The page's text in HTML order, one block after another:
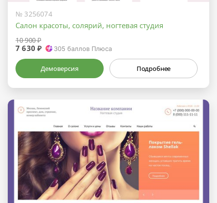
№ 3256074
Салон красоты, солярий, ногтевая студия
10 900 ₽
7 630 ₽ 305 баллов Плюса
Демоверсия Подробнее